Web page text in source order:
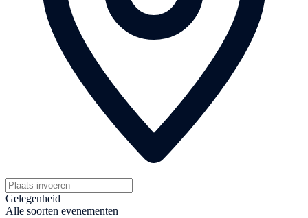
Gelegenheid
Alle soorten evenementen